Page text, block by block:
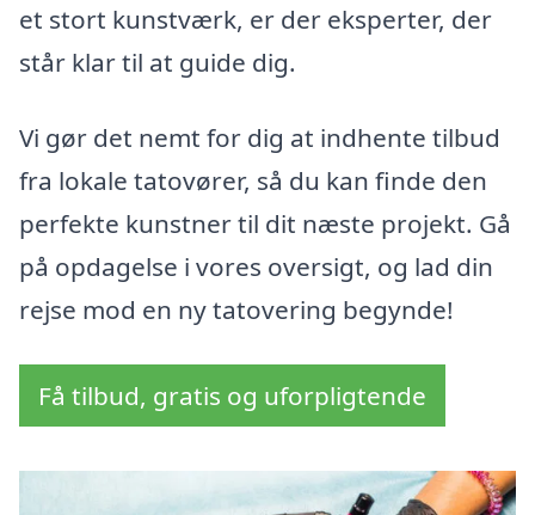
et stort kunstværk, er der eksperter, der
står klar til at guide dig.
Vi gør det nemt for dig at indhente tilbud
fra lokale tatovører, så du kan finde den
perfekte kunstner til dit næste projekt. Gå
på opdagelse i vores oversigt, og lad din
rejse mod en ny tatovering begynde!
Få tilbud, gratis og uforpligtende